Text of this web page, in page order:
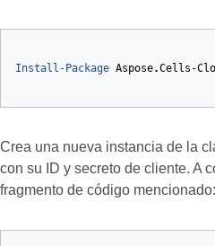
Install-Package Aspose.Cells-
Crea una nueva instancia de la
con su ID y secreto de cliente. A
fragmento de código mencionado: